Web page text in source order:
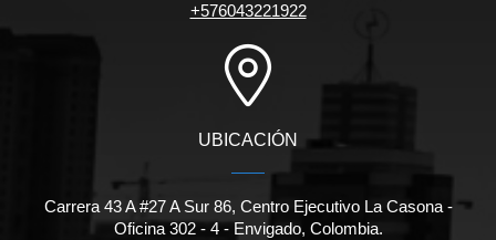
+576043221922
UBICACIÓN
Carrera 43 A #27 A Sur 86, Centro Ejecutivo La Casona -
Oficina 302 - 4 - Envigado, Colombia.